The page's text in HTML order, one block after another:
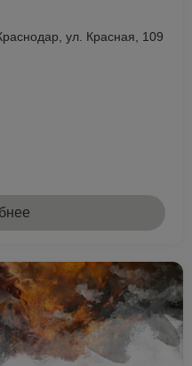
ул. Красная, 109